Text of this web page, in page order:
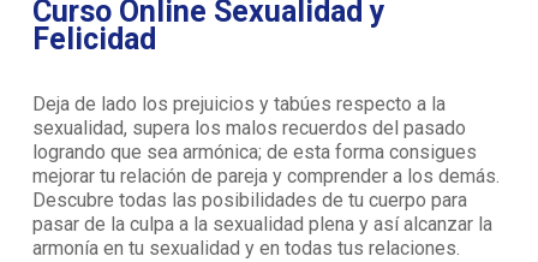
Curso Online Sexualidad y
Felicidad
Deja de lado los prejuicios y tabúes respecto a la
sexualidad, supera los malos recuerdos del pasado
logrando que sea armónica; de esta forma consigues
mejorar tu relación de pareja y comprender a los demás.
Descubre todas las posibilidades de tu cuerpo para
pasar de la culpa a la sexualidad plena y así alcanzar la
armonía en tu sexualidad y en todas tus relaciones.